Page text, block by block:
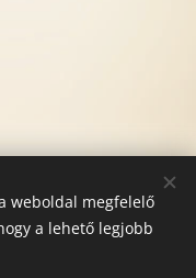
weboldal megfelelő
a lehető legjobb